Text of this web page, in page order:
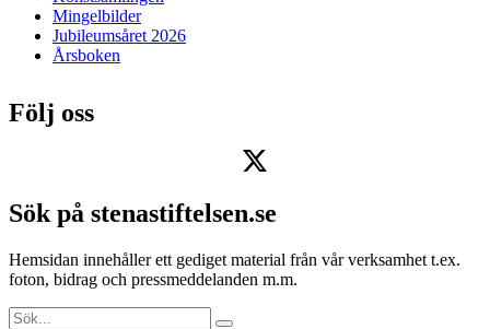
Mingelbilder
Jubileumsåret 2026
Årsboken
Följ oss
Sök på stenastiftelsen.se
Hemsidan innehåller ett gediget material från vår verksamhet t.ex.
foton, bidrag och pressmeddelanden m.m.